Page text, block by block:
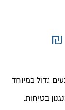
גדול במיוחד
בטיחות.
₪